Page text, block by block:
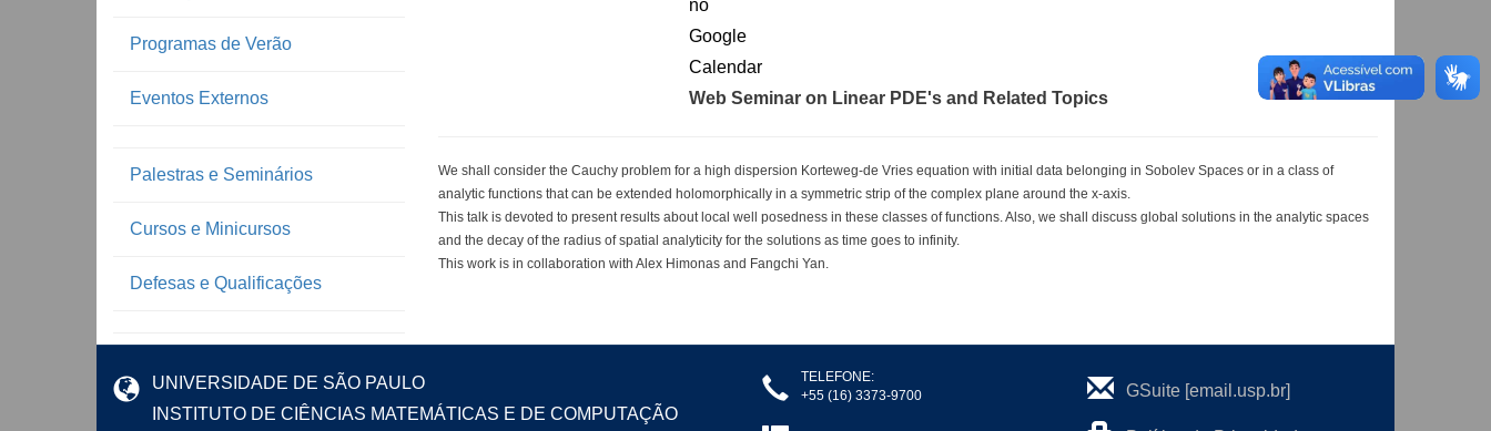
Programas de Verão
Eventos Externos
Palestras e Seminários
Cursos e Minicursos
Defesas e Qualificações
Web Seminar on Linear PDE's and Related Topics
We shall consider the Cauchy problem for a high dispersion Korteweg-de Vries equation with initial data belonging in Sobolev Spaces or in a class of
analytic functions that can be extended holomorphically in a symmetric strip of the complex plane around the x-axis.
This talk is devoted to present results about local well posedness in these classes of functions. Also, we shall discuss global solutions in the analytic spaces
and the decay of the radius of spatial analyticity for the solutions as time goes to infinity.
This work is in collaboration with Alex Himonas and Fangchi Yan.
UNIVERSIDADE DE SÃO PAULO
INSTITUTO DE CIÊNCIAS MATEMÁTICAS E DE COMPUTAÇÃO
TELEFONE:
+55 (16) 3373-9700
GSuite [email.usp.br]